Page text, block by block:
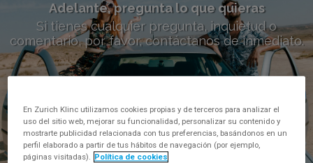
Adelante, pregunta lo que quieras
Si tienes cualquier pregunta, inquietud o
comentario, por favor, contáctanos de inmediato.
En Zurich Klinc utilizamos cookies propias y de terceros para analizar el
uso del sitio web, mejorar su funcionalidad, personalizar su contenido y
mostrarte publicidad relacionada con tus preferencias, basándonos en un
perfil elaborado a partir de tus hábitos de navegación (por ejemplo,
páginas visitadas). Política de cookies